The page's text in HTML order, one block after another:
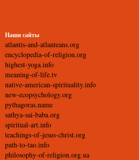
Наши сайты
atlantis-and-atlanteans.org
encyclopedia-of-religion.org
highest-yoga.info
meaning-of-life.tv
native-american-spirituality.info
new-ecopsychology.org
pythagoras.name
sathya-sai-baba.org
spiritual-art.info
teachings-of-jesus-christ.org
path-to-tao.info
philosophy-of-religion.org.ua